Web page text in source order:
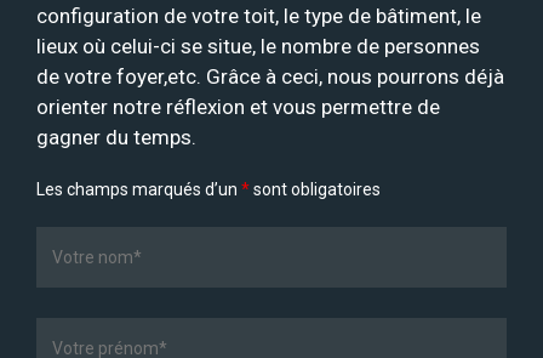
configuration de votre toit, le type de bâtiment, le
lieux où celui-ci se situe, le nombre de personnes
de votre foyer,etc. Grâce à ceci, nous pourrons déjà
orienter notre réflexion et vous permettre de
gagner du temps.
Les champs marqués d’un *sont obligatoires